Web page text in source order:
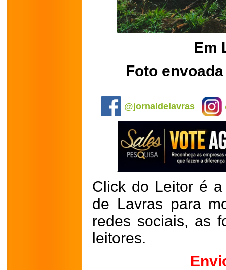
Em
Foto
@jornaldelavras
Click do Leitor é
de Lavras para
redes sociais, as
leitores.